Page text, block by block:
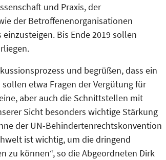
und Praxis, der
der Betroffenenorganisationen
Bis Ende 2019 sollen
und begrüßen, dass ein
etwa Fragen der Vergütung für
aber auch die Schnittstellen mit
Sicht besonders wichtige Stärkung
der UN-Behindertenrechtskonvention
ist wichtig, um die dringend
zu können“, so die Abgeordneten Dirk